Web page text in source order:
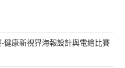
健康新視界海報設計與電繪比賽